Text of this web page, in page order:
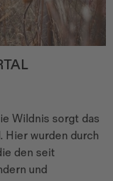
Wildnis sorgt das
Hier wurden durch
den seit
und